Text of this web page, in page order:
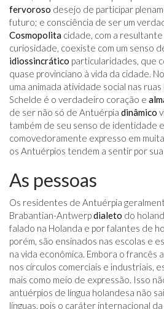
fervoroso desejo de participar
futuro; e consciência de ser um
Cosmopolita cidade, com a
curiosidade, coexiste com um senso
idiossincrático particularidades, que
quase provinciano à vida da cidade.
uma animada atividade social nas
Schelde é o verdadeiro coração e
de ser não só de Antuérpia dinâmico
também de seu senso de identidade
comovedoramente expresso em
os Antuérpios tendem a sentir por
As pessoas
Os residentes de Antuérpia
Brabantian-Antwerpdialeto do
falado na Holanda e por falantes de
porém, são ensinados nas escolas e
na vida econômica. Embora o francês
nos círculos comerciais e industriais,
mais como meio de expressão. Isso
antuérpios de língua holandesa não
línguas, pois o caráter internacional da